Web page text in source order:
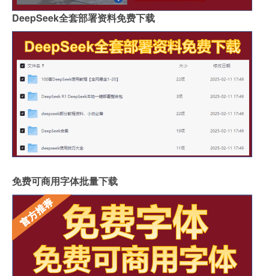
DeepSeek全套部署资料免费下载
免费可商用字体批量下载